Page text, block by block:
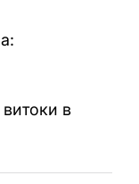
в